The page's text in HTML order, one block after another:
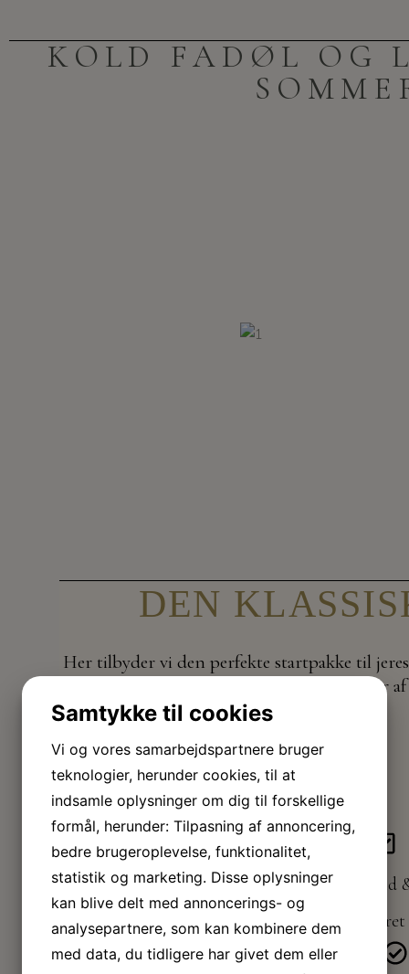
KOLD FADØL OG
DEN
Her tilbyder vi den perfekte startpakke til
firmasommerfest med masser
Øl, vand
Menu - 3-retters
Samtykke til cookies
Vi og vores samarbejdspartnere bruger
teknologier, herunder cookies, til at
indsamle oplysninger om dig til forskellige
formål, herunder: Tilpasning af annoncering,
bedre brugeroplevelse, funktionalitet,
statistik og marketing. Disse oplysninger
kan blive delt med annoncerings- og
analysepartnere, som kan kombinere dem
med data, du tidligere har givet dem eller